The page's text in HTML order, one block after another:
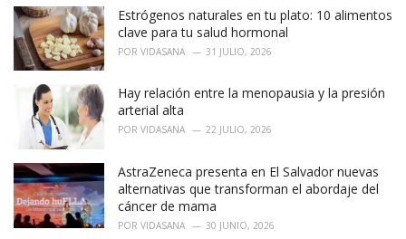
Estrógenos naturales en tu plato: 10 alimentos
clave para tu salud hormonal
POR VIDASANA 31 JULIO, 2026
Hay relación entre la menopausia y la presión
arterial alta
POR VIDASANA 22 JULIO, 2026
AstraZeneca presenta en El Salvador nuevas
alternativas que transforman el abordaje del
cáncer de mama
POR VIDASANA 30 JUNIO, 2026